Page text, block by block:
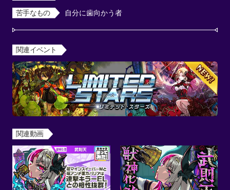
苦手なもの 自分に歯向かう者
関連イベント
関連動画